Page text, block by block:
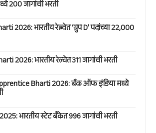
200 जागांची भरती
2026: भारतीय रेल्वेत ‘ग्रुप D’ पदांच्या 22,000
2026: भारतीय रेल्वेत 311 जागांची भरती
Bharti 2026: बँक ऑफ इंडिया मध्ये
भारतीय स्टेट बँकेत 996 जागांची भरती